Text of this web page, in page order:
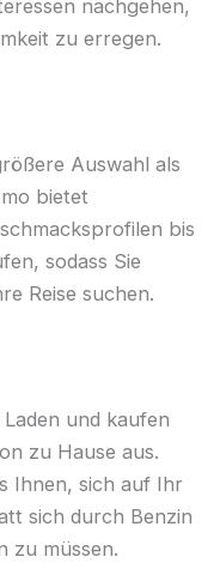
nachgehen,
zu erregen.
Auswahl als
bietet
bis
sodass Sie
Reise suchen.
und kaufen
zu Hause aus.
Ihnen, sich auf Ihr
sich durch Benzin
zu müssen.